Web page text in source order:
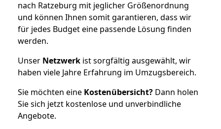
nach Ratzeburg mit jeglicher Größenordnung
und können Ihnen somit garantieren, dass wir
für jedes Budget eine passende Lösung finden
werden.
Unser Netzwerk ist sorgfältig ausgewählt, wir
haben viele Jahre Erfahrung im Umzugsbereich.
Sie möchten eine Kostenübersicht? Dann holen
Sie sich jetzt kostenlose und unverbindliche
Angebote.